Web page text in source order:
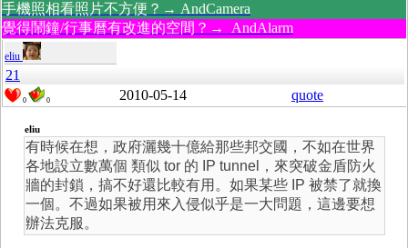
手機照相看照片不方便？→ AndCamera
覺得鬧鐘/行事曆有改進的空間？→ AndAlarm
eliu
21
0 0 2010-05-14 quote
eliu
有時候在想，政府灑幾十億給那些邦交國，不如在世界
各地設立數萬個 類似 tor 的 IP tunnel，來突破金盾防火
牆的封鎖，搞不好還比較有用。如果某些 IP 被禁了就換
一個。不過如果被用來入侵似乎是一大問題，這邊要想
辦法克服。